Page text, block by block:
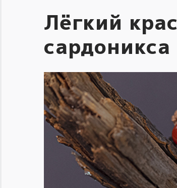
Лёгкий
сардоникса